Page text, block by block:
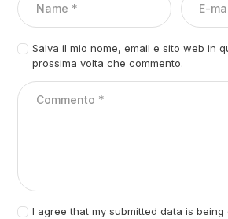
Salva il mio nome, email e sito web in
prossima volta che commento.
I agree that my submitted data is